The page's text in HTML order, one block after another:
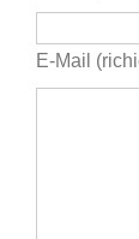
E-Mail